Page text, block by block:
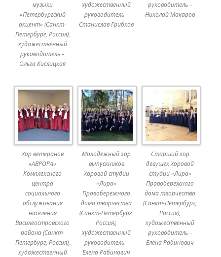
музыки
«Петербургский
акцент» (Санкт-
Петербург, Россия),
художественный
руководитель –
Ольга Кислицкая
художественный
руководитель –
Станислав Грибков
руководитель –
Николай Макаров
Хор ветеранов
«АВРОРА»
Комплексного
центра
социального
обслуживания
населения
Василеостровского
района (Санкт-
Петербург, Россия),
художественный
Молодежный хор
выпускников
Хоровой студии
«Лира»
Правобережного
дома творчества
(Санкт-Петербург,
Россия),
художественный
руководитель –
Елена Рабинович
Старший хор
девушек Хоровой
студии «Лира»
Правобережного
дома творчества
(Санкт-Петербург,
Россия),
художественный
руководитель –
Елена Рабинович